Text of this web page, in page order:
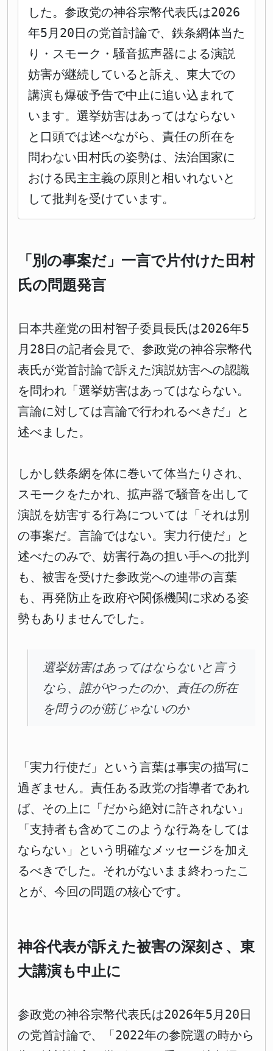
した。参政党の神谷宗幣代表氏は2026
年5月20日の党首討論で、鉄条網体当た
り・スモーク・騒音拡声器による演説
妨害が継続していると訴え、東大での
講演も爆破予告で中止に追い込まれて
います。選挙妨害はあってはならない
と口頭では述べながら、責任の所在を
問わない田村氏の姿勢は、法治国家に
おける民主主義の原則と相いれないと
して批判を受けています。
「別の事案だ」一言で片付けた田村
氏の問題発言
日本共産党の田村智子委員長氏は2026年5
月28日の記者会見で、参政党の神谷宗幣代
表氏が党首討論で訴えた演説妨害への認識
を問われ「選挙妨害はあってはならない。
言論に対しては言論で行われるべきだ」と
述べました。
しかし鉄条網を体に巻いて体当たりされ、
スモークをたかれ、拡声器で騒音を出して
演説を妨害する行為については「それは別
の事案だ。言論ではない。実力行使だ」と
述べたのみで、妨害行為の担い手への批判
も、被害を受けた参政党への連帯の言葉
も、再発防止を政府や関係機関に求める姿
勢もありませんでした。
選挙妨害はあってはならないと言う
なら、誰がやったのか、責任の所在
を問うのが筋じゃないのか
「実力行使だ」という言葉は事実の描写に
過ぎません。責任ある政党の指導者であれ
ば、その上に「だから絶対に許されない」
「支持者も含めてこのような行為をしては
ならない」という明確なメッセージを加え
るべきでした。それがないまま終わったこ
とが、今回の問題の核心です。
神谷代表が訴えた被害の深刻さ、東
大講演も中止に
参政党の神谷宗幣代表氏は2026年5月20日
の党首討論で、「2022年の参院選の時から